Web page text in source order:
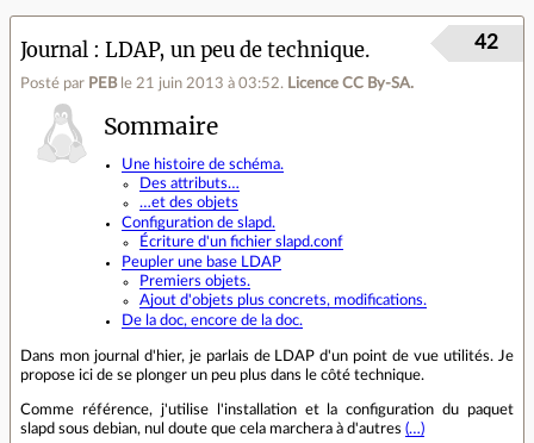
Journal LDAP, un peu de technique.
Posté par PEB le 21 juin 2013 à 03:52. Licence CC By‑SA.
42
Sommaire
Une histoire de schéma.
Des attributs…
…et des objets
Configuration de slapd.
Écriture d'un fichier slapd.conf
Peupler une base LDAP
Premiers objets.
Ajout d'objets plus concrets, modifications.
De la doc, encore de la doc.
Dans mon journal d'hier, je parlais de LDAP d'un point de vue utilités. Je
propose ici de se plonger un peu plus dans le côté technique.
Comme référence, j'utilise l'installation et la configuration du paquet
slapd sous debian, nul doute que cela marchera à d'autres (…)